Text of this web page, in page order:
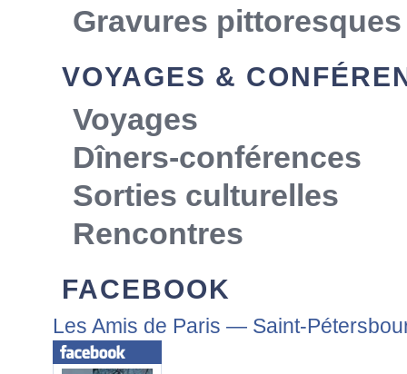
Gravures pittoresques
VOYAGES &
Voyages
Dîners-conférences
Sorties culturelles
Rencontres
FACEBOOK
Les Amis de Paris — Saint-